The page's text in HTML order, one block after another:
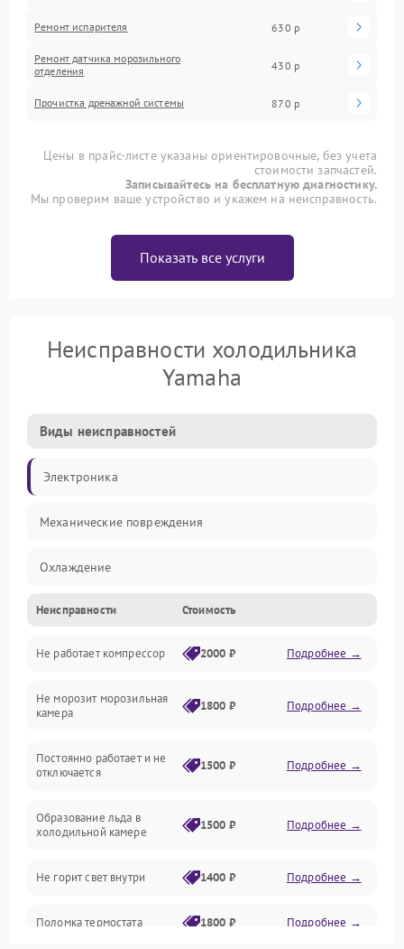
Ремонт испарителя 630 р
Ремонт датчика морозильного
отделения
430 р
Прочистка дренажной системы 870 р
Цены в прайс-листе указаны ориентировочные, без учета
стоимости запчастей.
Записывайтесь на бесплатную диагностику.
Мы проверим ваше устройство и укажем на неисправность.
Показать все услуги
Неисправности холодильника
Yamaha
Виды неисправностей
Электроника
Механические повреждения
Охлаждение
Механика
Электропитание
Дренаж
Неисправности Стоимость
Не работает компрессор 2000 ₽ Подробнее →
Не морозит морозильная
камера
1800 ₽ Подробнее →
Постоянно работает и не
отключается
1500 ₽ Подробнее →
Образование льда в
холодильной камере
1500 ₽ Подробнее →
Не горит свет внутри 1400 ₽ Подробнее →
Поломка термостата 1800 ₽ Подробнее →